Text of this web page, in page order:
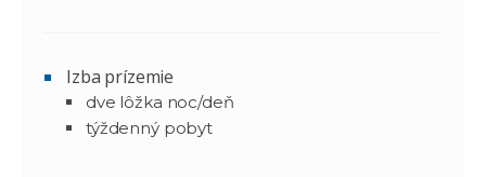
Izba prízemie
dve lôžka noc/deň
týždenný pobyt